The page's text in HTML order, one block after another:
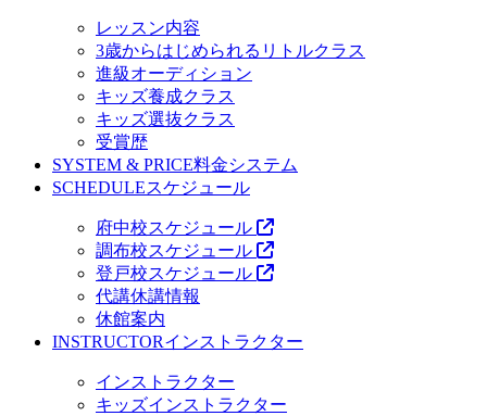
レッスン内容
3歳からはじめられるリトルクラス
進級オーディション
キッズ養成クラス
キッズ選抜クラス
受賞歴
SYSTEM & PRICE料金システム
SCHEDULEスケジュール
府中校スケジュール
調布校スケジュール
登戸校スケジュール
代講休講情報
休館案内
INSTRUCTORインストラクター
インストラクター
キッズインストラクター